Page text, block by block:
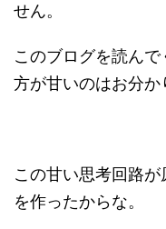
せん。
このブログを読ん
方が甘いのはお分か
この甘い思考回路
を作ったからな。